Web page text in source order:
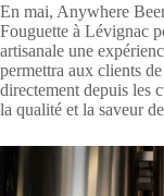
En mai, Anywhere
Fouguette à Lévignac
artisanale une
permettra aux clients
directement depuis les
la qualité et la saveur